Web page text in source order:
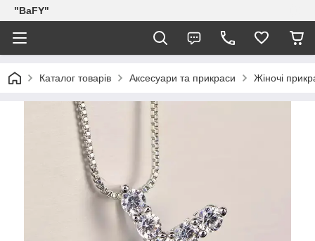
"BaFY"
Каталог товарів Аксесуари та прикраси Жіночі